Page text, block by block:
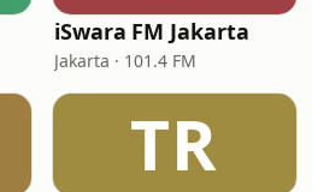
iSwara FM Jakarta
Jakarta · 101.4 FM
TR